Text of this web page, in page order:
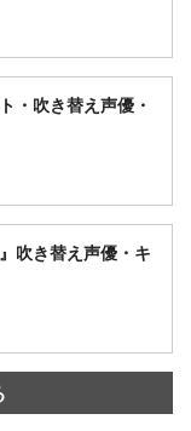
・吹き替え声優・
吹き替え声優・キ